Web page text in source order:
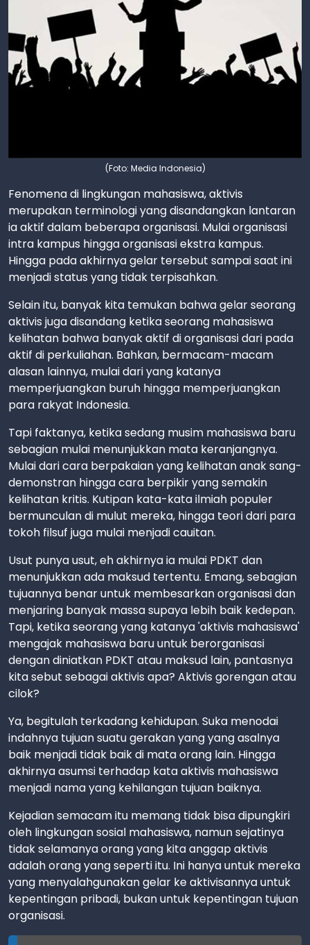
(Foto: Media Indonesia)
Fenomena di lingkungan mahasiswa, aktivis
merupakan terminologi yang disandangkan lantaran
ia aktif dalam beberapa organisasi. Mulai organisasi
intra kampus hingga organisasi ekstra kampus.
Hingga pada akhirnya gelar tersebut sampai saat ini
menjadi status yang tidak terpisahkan.
Selain itu, banyak kita temukan bahwa gelar seorang
aktivis juga disandang ketika seorang mahasiswa
kelihatan bahwa banyak aktif di organisasi dari pada
aktif di perkuliahan. Bahkan, bermacam-macam
alasan lainnya, mulai dari yang katanya
memperjuangkan buruh hingga memperjuangkan
para rakyat Indonesia.
Tapi faktanya, ketika sedang musim mahasiswa baru
sebagian mulai menunjukkan mata keranjangnya.
Mulai dari cara berpakaian yang kelihatan anak sang-
demonstran hingga cara berpikir yang semakin
kelihatan kritis. Kutipan kata-kata ilmiah populer
bermunculan di mulut mereka, hingga teori dari para
tokoh filsuf juga mulai menjadi cauitan.
Usut punya usut, eh akhirnya ia mulai PDKT dan
menunjukkan ada maksud tertentu. Emang, sebagian
tujuannya benar untuk membesarkan organisasi dan
menjaring banyak massa supaya lebih baik kedepan.
Tapi, ketika seorang yang katanya 'aktivis mahasiswa'
mengajak mahasiswa baru untuk berorganisasi
dengan diniatkan PDKT atau maksud lain, pantasnya
kita sebut sebagai aktivis apa? Aktivis gorengan atau
cilok?
Ya, begitulah terkadang kehidupan. Suka menodai
indahnya tujuan suatu gerakan yang yang asalnya
baik menjadi tidak baik di mata orang lain. Hingga
akhirnya asumsi terhadap kata aktivis mahasiswa
menjadi nama yang kehilangan tujuan baiknya.
Kejadian semacam itu memang tidak bisa dipungkiri
oleh lingkungan sosial mahasiswa, namun sejatinya
tidak selamanya orang yang kita anggap aktivis
adalah orang yang seperti itu. Ini hanya untuk mereka
yang menyalahgunakan gelar ke aktivisannya untuk
kepentingan pribadi, bukan untuk kepentingan tujuan
organisasi.